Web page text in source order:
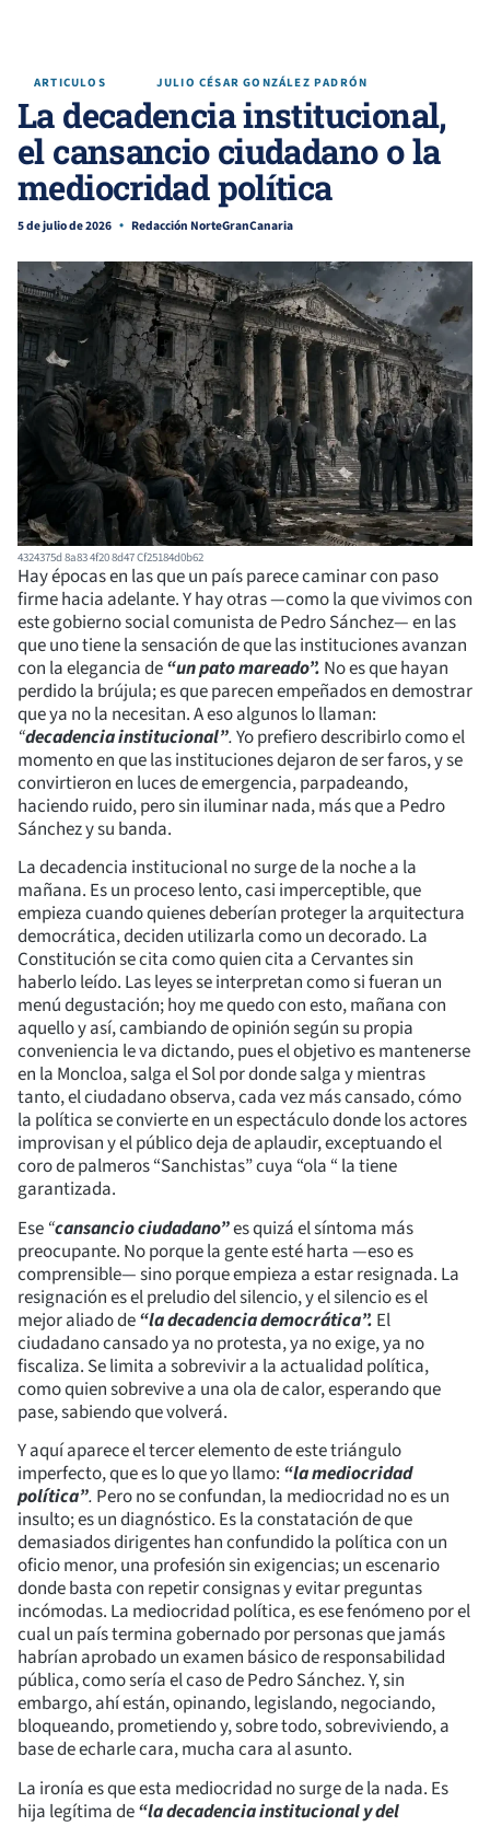
ARTICULOS JULIO CÉSAR GONZÁLEZ PADRÓN
La decadencia institucional,
el cansancio ciudadano o la
mediocridad política
5 de julio de 2026 Redacción NorteGranCanaria
4324375d 8a83 4f20 8d47 Cf25184d0b62
Hay épocas en las que un país parece caminar con paso
firme hacia adelante. Y hay otras —como la que vivimos con
este gobierno social comunista de Pedro Sánchez— en las
que uno tiene la sensación de que las instituciones avanzan
con la elegancia de“un pato mareado”. No es que hayan
perdido la brújula; es que parecen empeñados en demostrar
que ya no la necesitan. A eso algunos lo llaman:
“decadencia institucional”.Yo prefiero describirlo como el
momento en que las instituciones dejaron de ser faros, y se
convirtieron en luces de emergencia, parpadeando,
haciendo ruido, pero sin iluminar nada, más que a Pedro
Sánchez y su banda.
La decadencia institucional no surge de la noche a la
mañana. Es un proceso lento, casi imperceptible, que
empieza cuando quienes deberían proteger la arquitectura
democrática, deciden utilizarla como un decorado. La
Constitución se cita como quien cita a Cervantes sin
haberlo leído. Las leyes se interpretan como si fueran un
menú degustación; hoy me quedo con esto, mañana con
aquello y así, cambiando de opinión según su propia
conveniencia le va dictando, pues el objetivo es mantenerse
en la Moncloa, salga el Sol por donde salga y mientras
tanto, el ciudadano observa, cada vez más cansado, cómo
la política se convierte en un espectáculo donde los actores
improvisan y el público deja de aplaudir, exceptuando el
coro de palmeros “Sanchistas” cuya “ola “ la tiene
garantizada.
Ese “cansancio ciudadano”es quizá el síntoma más
preocupante. No porque la gente esté harta —eso es
comprensible— sino porque empieza a estar resignada. La
resignación es el preludio del silencio, y el silencio es el
mejor aliado de“la decadencia democrática”. El
ciudadano cansado ya no protesta, ya no exige, ya no
fiscaliza. Se limita a sobrevivir a la actualidad política,
como quien sobrevive a una ola de calor, esperando que
pase, sabiendo que volverá.
Y aquí aparece el tercer elemento de este triángulo
imperfecto, que es lo que yo llamo: “lamediocridad
política”. Pero no se confundan, la mediocridad no es un
insulto; es un diagnóstico. Es la constatación de que
demasiados dirigentes han confundido la política con un
oficio menor, una profesión sin exigencias; un escenario
donde basta con repetir consignas y evitar preguntas
incómodas. La mediocridad política, es ese fenómeno por el
cual un país termina gobernado por personas que jamás
habrían aprobado un examen básico de responsabilidad
pública, como sería el caso de Pedro Sánchez. Y, sin
embargo, ahí están, opinando, legislando, negociando,
bloqueando, prometiendo y, sobre todo, sobreviviendo, a
base de echarle cara, mucha cara al asunto.
La ironía es que esta mediocridad no surge de la nada. Es
hija legítima de“la decadencia institucional y del